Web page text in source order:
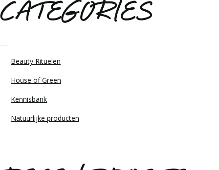
CATEGORIES
Beauty Rituelen
House of Green
Kennisbank
Natuurlijke producten